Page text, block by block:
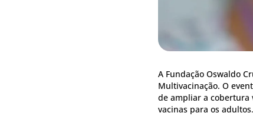
A Fundação Oswaldo
Multivacinação. O
de ampliar a cobertura
vacinas para os adultos.